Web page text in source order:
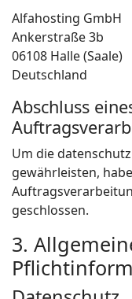
Alfahosting GmbH
Ankerstraße 3b
06108 Halle (Saale)
Deutschland
Abschluss
Um die
gewährleisten,
geschlossen.
3.